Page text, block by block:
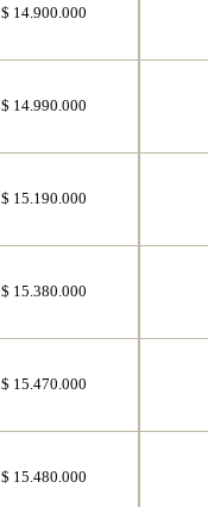
$ 14.900.000
$ 14.990.000
$ 15.190.000
$ 15.380.000
$ 15.470.000
$ 15.480.000